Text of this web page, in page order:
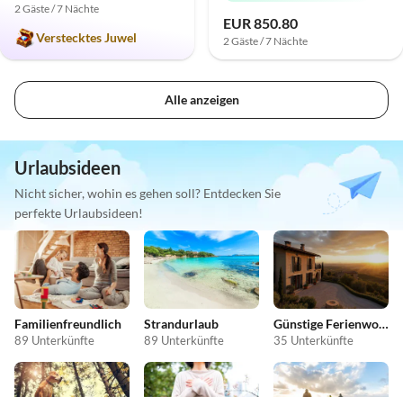
2 Gäste / 7 Nächte
Verstecktes Juwel
EUR 850.80
2 Gäste / 7 Nächte
Alle anzeigen
Urlaubsideen
Nicht sicher, wohin es gehen soll? Entdecken Sie
perfekte Urlaubsideen!
Familienfreundlich
89 Unterkünfte
Strandurlaub
89 Unterkünfte
Günstige Ferienwohnungen
35 Unterkünfte